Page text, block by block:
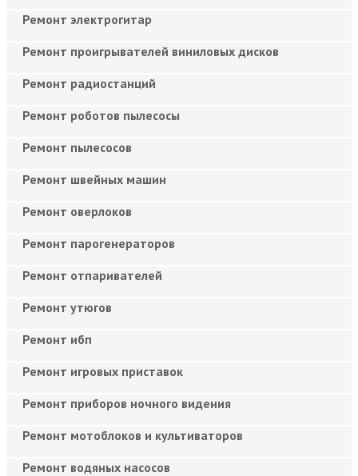
Ремонт электрогитар
Ремонт проигрывателей виниловых дисков
Ремонт радиостанций
Ремонт роботов пылесосы
Ремонт пылесосов
Ремонт швейных машин
Ремонт оверлоков
Ремонт парогенераторов
Ремонт отпаривателей
Ремонт утюгов
Ремонт ибп
Ремонт игровых приставок
Ремонт приборов ночного видения
Ремонт мотоблоков и культиваторов
Ремонт водяных насосов